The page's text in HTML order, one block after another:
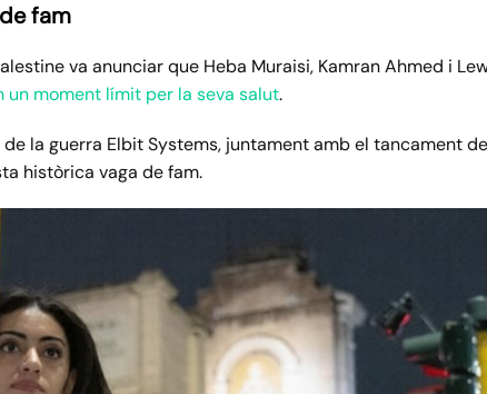
fam
va anunciar que Heba Muraisi, Kamran Ahmed i
un moment límit per la seva salut.
la guerra Elbit Systems, juntament amb el tancament
històrica vaga de fam.